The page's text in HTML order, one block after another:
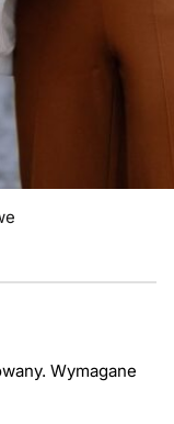
Wymagane